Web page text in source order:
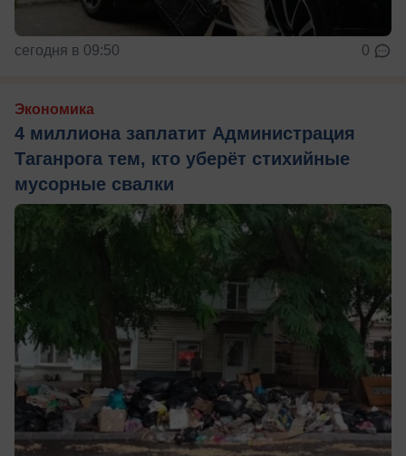
сегодня в 09:50 0
Экономика
4 миллиона заплатит Администрация
Таганрога тем, кто уберёт стихийные
мусорные свалки